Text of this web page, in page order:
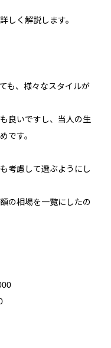
しく解説します。
も、様々なスタイルが
良いですし、当人の生
です。
考慮して選ぶようにし
の相場を一覧にしたの